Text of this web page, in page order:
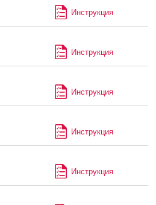
Инструкция
Инструкция
Инструкция
Инструкция
Инструкция